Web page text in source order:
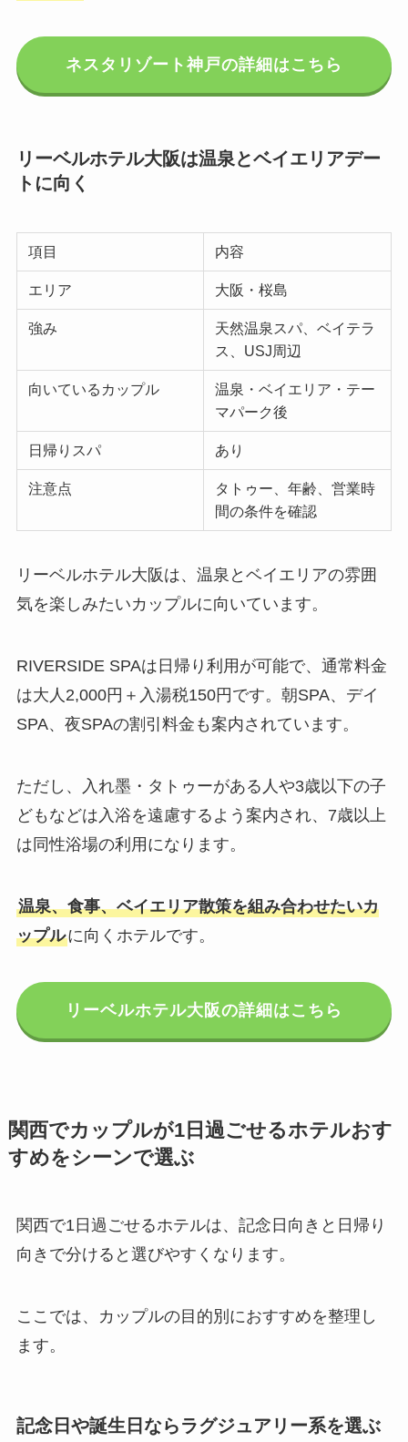
ネスタリゾート神戸の詳細はこちら
リーベルホテル大阪は温泉とベイエリアデー
トに向く
項目 内容
エリア 大阪・桜島
強み
天然温泉スパ、ベイテラ
ス、USJ周辺
向いているカップル
温泉・ベイエリア・テー
マパーク後
日帰りスパ あり
注意点
タトゥー、年齢、営業時
間の条件を確認
リーベルホテル大阪は、温泉とベイエリアの雰囲
気を楽しみたいカップルに向いています。
RIVERSIDE SPAは日帰り利用が可能で、通常料金
は大人2,000円＋入湯税150円です。朝SPA、デイ
SPA、夜SPAの割引料金も案内されています。
ただし、入れ墨・タトゥーがある人や3歳以下の子
どもなどは入浴を遠慮するよう案内され、7歳以上
は同性浴場の利用になります。
温泉、食事、ベイエリア散策を組み合わせたいカ
ップルに向くホテルです。
リーベルホテル大阪の詳細はこちら
関西でカップルが1日過ごせるホテルおす
すめをシーンで選ぶ
関西で1日過ごせるホテルは、記念日向きと日帰り
向きで分けると選びやすくなります。
ここでは、カップルの目的別におすすめを整理し
ます。
記念日や誕生日ならラグジュアリー系を選ぶ